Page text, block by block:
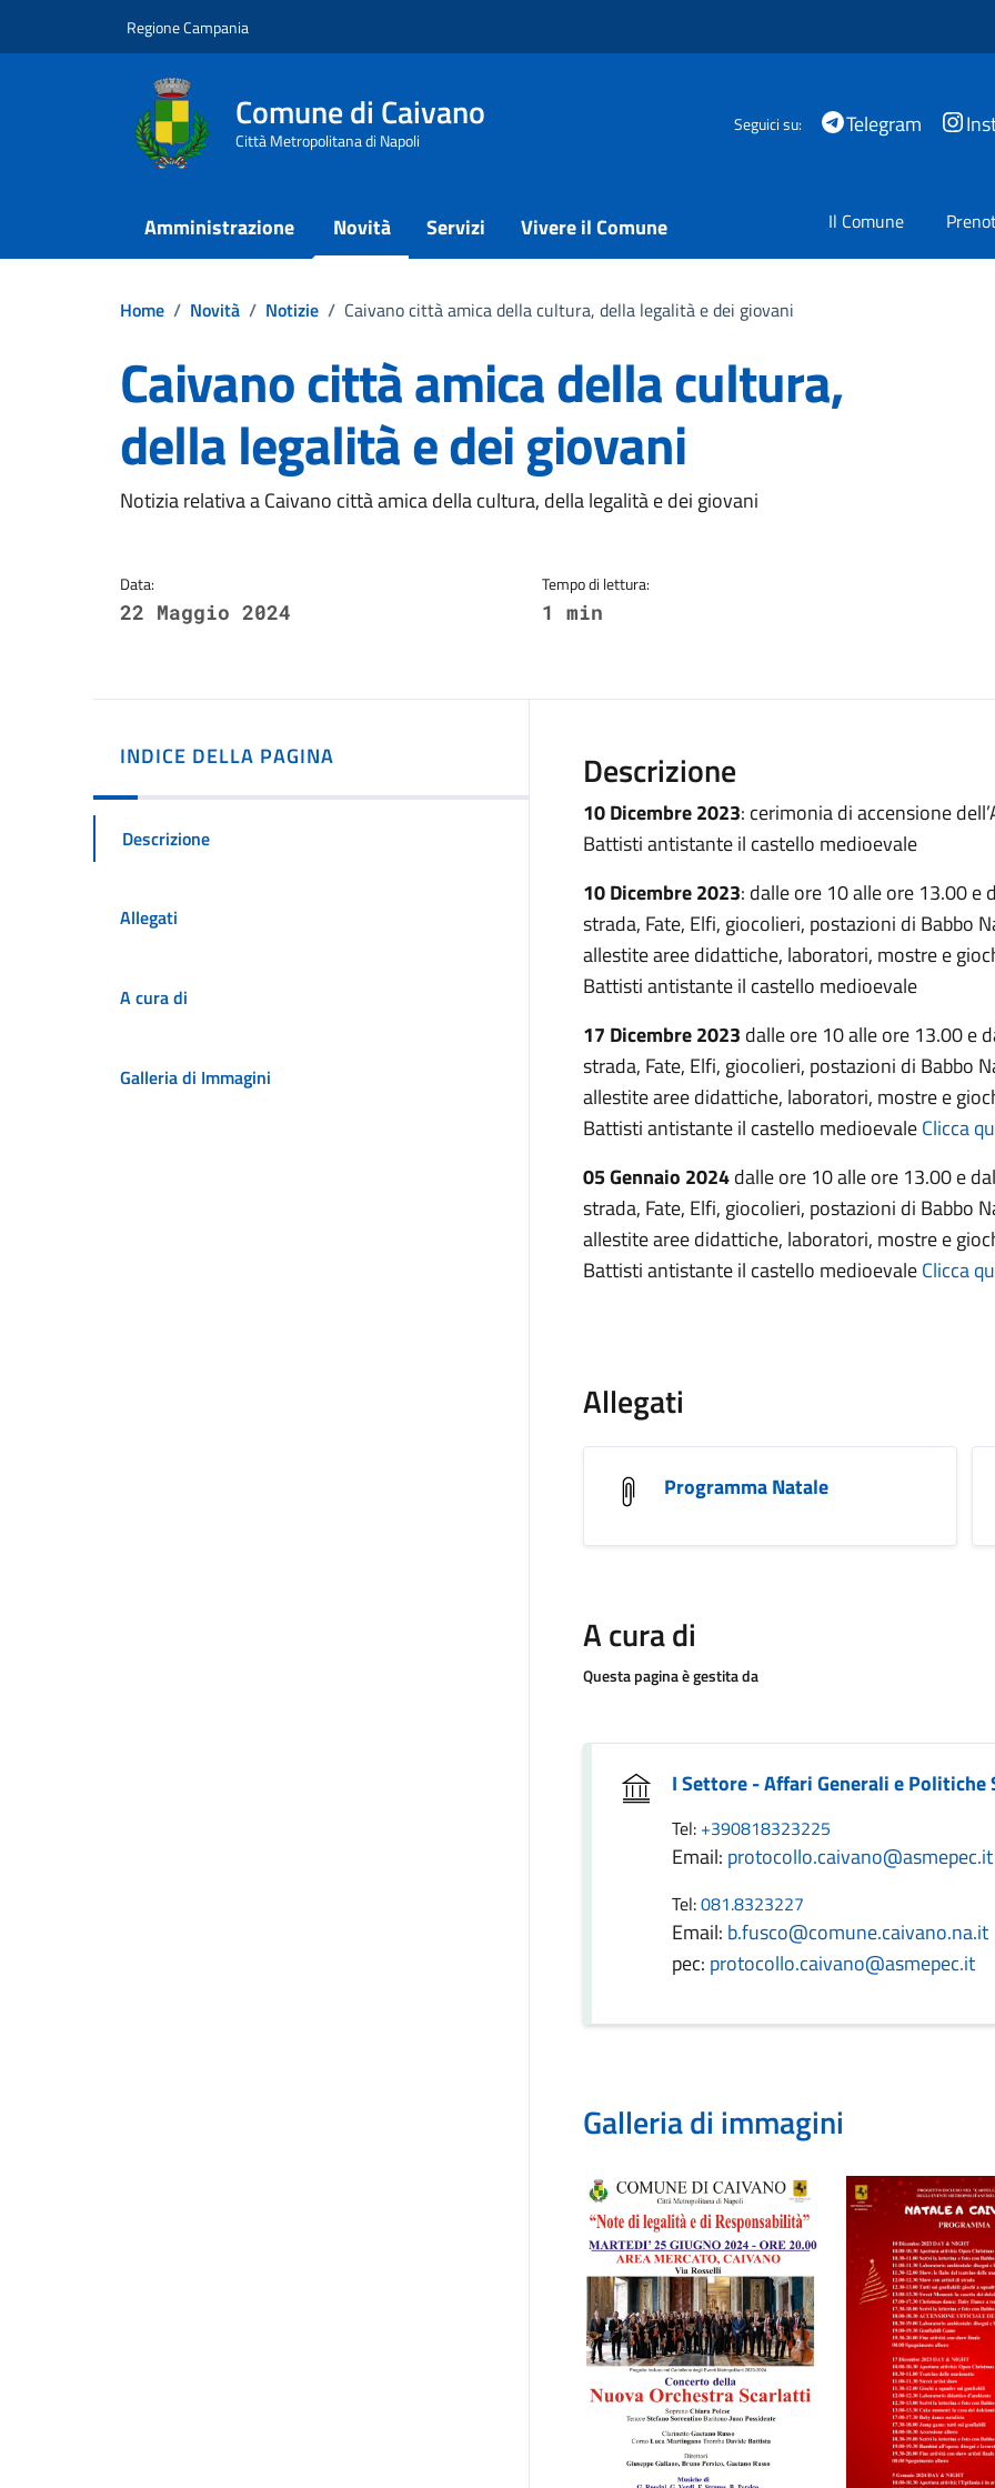
Regione Campania
Comune di Caivano
Città Metropolitana di Napoli
Seguici su: Telegram
Amministrazione Novità Servizi Vivere il Comune Il Comune
Home / Novità / Notizie / Caivano città amica della cultura, della legalità e dei giovani
Caivano città amica della cultura,
della legalità e dei giovani
Dettagli della notizia
Notizia relativa a Caivano città amica della cultura, della legalità e dei giovani
Data:
22 Maggio 2024
Tempo di lettura:
1 min
INDICE DELLA PAGINA
Descrizione
Allegati
A cura di
Galleria di Immagini
Descrizione
10 Dicembre 2023: cerimonia di accensione
Battisti antistante il castello medioevale
10 Dicembre 2023: dalle ore 10 alle ore 13.00
strada, Fate, Elfi, giocolieri, postazioni di Babbo
allestite aree didattiche, laboratori, mostre e
Battisti antistante il castello medioevale
17 Dicembre 2023 dalle ore 10 alle ore 13.00 e
strada, Fate, Elfi, giocolieri, postazioni di Babbo
allestite aree didattiche, laboratori, mostre e
Battisti antistante il castello medioevaleClicca
05 Gennaio 2024dalle ore 10 alle ore 13.00 e
strada, Fate, Elfi, giocolieri, postazioni di Babbo
allestite aree didattiche, laboratori, mostre e
Battisti antistante il castello medioevaleClicca
Allegati
Programma Natale
A cura di
Questa pagina è gestita da
I Settore - Affari Generali e Politiche
Tel: +390818323225
Email: protocollo.caivano@asmepec.it
Tel:081.8323227
Email: b.fusco@comune.caivano.na.it
pec: protocollo.caivano@asmepec.it
Galleria di immagini